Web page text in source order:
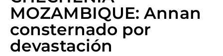
MOZAMBIQUE: Annan
consternado por
devastación